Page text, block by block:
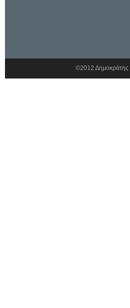
©2012 Δημοκράτης |